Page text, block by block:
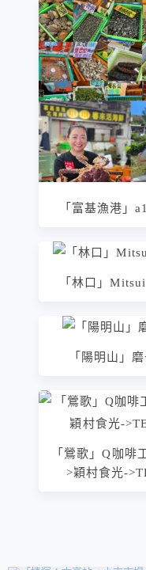
「富基漁港」
「林口」
「陽明山」
「鶯歌」Q咖啡
>穎村食光-